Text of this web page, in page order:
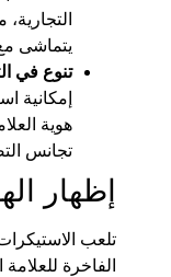
يتماشى
تنوع في
إمكانية
هوية
تجانس
إظهار
تلعب
الفاخرة